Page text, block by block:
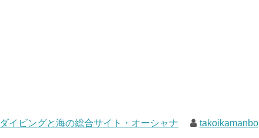
ダイビングと海の総合サイト・オーシャナ takoikamanbo